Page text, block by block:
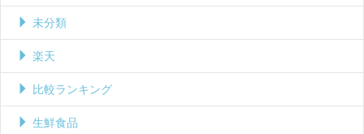
未分類
楽天
比較ランキング
生鮮食品